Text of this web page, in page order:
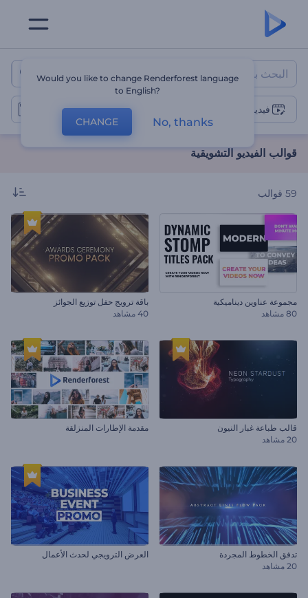
قوالب الفيديو التشويقية
فيديوهات إعلانية
قوالب الفيديو التشويقية
59 قوالب
مجموعة عناوين ديناميكية
80 مشاهد
باقة ترويج حفل توزيع الجوائز
40 مشاهد
قالب طباعة غبار النيون
20 مشاهد
مقدمة الإطارات المنزلقة
تدفق الخطوط المجردة
20 مشاهد
العرض الترويجي لحدث الأعمال
Would you like to change Renderforest language
to English?
CHANGE No, thanks